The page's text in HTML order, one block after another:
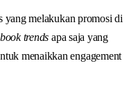
yang melakukan promosi di
trends apa saja yang
menaikkan engagement